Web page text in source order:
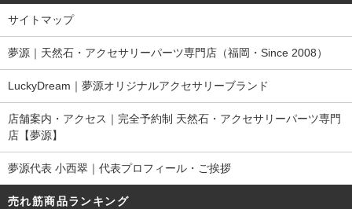
サイトマップ
夢源｜天然石・アクセサリーパーツ専門店（福岡・Since 2008）
LuckyDream｜夢源オリジナルアクセサリーブランド
店舗案内・アクセス｜完全予約制 天然石・アクセサリーパーツ専門
店【夢源】
夢源代表 小西翠｜代表プロフィール・ご挨拶
売れ筋商品ランキング